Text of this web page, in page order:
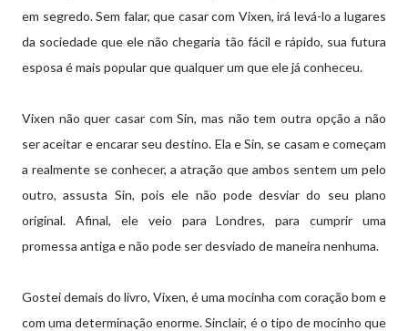
em segredo. Sem falar, que casar com Vixen, irá levá-lo a lugares
da sociedade que ele não chegaria tão fácil e rápido, sua futura
esposa é mais popular que qualquer um que ele já conheceu.
Vixen não quer casar com Sin, mas não tem outra opção a não
ser aceitar e encarar seu destino. Ela e Sin, se casam e começam
a realmente se conhecer, a atração que ambos sentem um pelo
outro, assusta Sin, pois ele não pode desviar do seu plano
original. Afinal, ele veio para Londres, para cumprir uma
promessa antiga e não pode ser desviado de maneira nenhuma.
Gostei demais do livro, Vixen, é uma mocinha com coração bom e
com uma determinação enorme. Sinclair, é o tipo de mocinho que